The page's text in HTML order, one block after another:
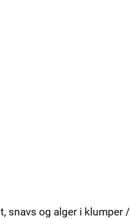
snavs og alger i klumper /